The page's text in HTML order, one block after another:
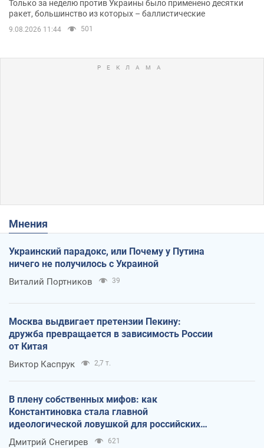
Только за неделю против Украины было применено десятки
ракет, большинство из которых – баллистические
9.08.2026 11:44 501
Мнения
Украинский парадокс, или Почему у Путина
ничего не получилось с Украиной
Виталий Портников 39
Москва выдвигает претензии Пекину:
дружба превращается в зависимость России
от Китая
Виктор Каспрук 2,7 т.
В плену собственных мифов: как
Константиновка стала главной
идеологической ловушкой для российских
оккупантов
Дмитрий Снегирев 621